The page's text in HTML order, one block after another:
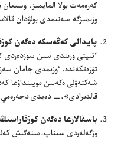
كە‌رە‌مە‌ت بولا المايمىز.‏
وزىمىزگە سە‌نىمدى بولۋدان
پايدالى كە‌ڭە‌سكە دە‌گە‌ن
ٴ‌تىپتى ورىندى سىن
تۇ‌زە‌تكە‌ندە،‏ ٶزىمدى جامان
شە‌كتە‌ۋلى ە‌كە‌نىن مويىنداۋعا
قالدىرادى»،‏—‏ دە‌يدى
باسقالارعا دە‌گە‌ن
وزگە‌لە‌ردى سىناپ-‏مىنە‌گىش